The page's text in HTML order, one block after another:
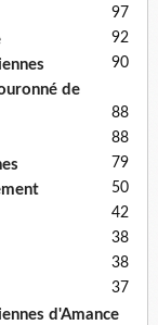
97
92
90
de
88
88
79
50
42
38
38
37
d'Amance